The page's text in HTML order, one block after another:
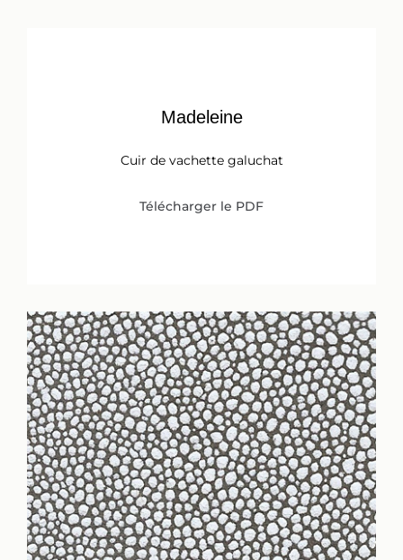
Madeleine
Cuir de vachette galuchat
Télécharger le PDF